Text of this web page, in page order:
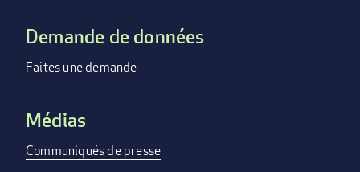
Demande de données
Faites une demande
Médias
Communiqués de presse